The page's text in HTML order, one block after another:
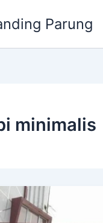
Parung
minimalis